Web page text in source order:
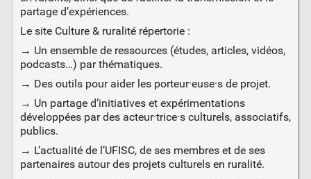
partage d’expériences.
Le site Culture & ruralité répertorie :
→ Un ensemble de ressources (études, articles, vidéos,
podcasts…) par thématiques.
→ Des outils pour aider les porteur·euse·s de projet.
→ Un partage d’initiatives et expérimentations
développées par des acteur·trice·s culturels, associatifs,
publics.
→ L’actualité de l’UFISC, de ses membres et de ses
partenaires autour des projets culturels en ruralité.